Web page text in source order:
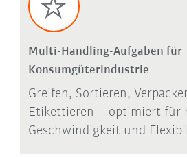
Multi-Handling-Aufgaben für
Konsumgüterindustrie
Greifen, Sortieren,
Etikettieren – optimiert für
Geschwindigkeit und